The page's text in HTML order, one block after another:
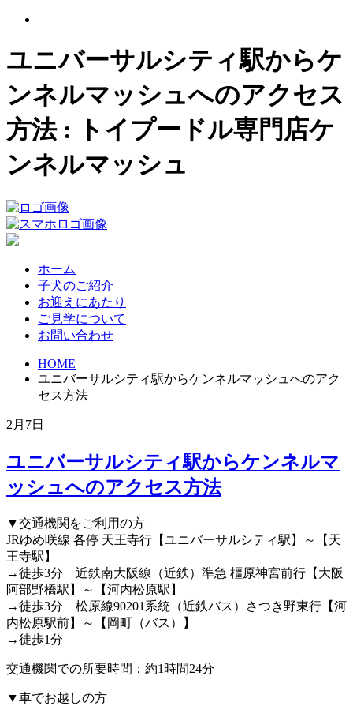
ユニバーサルシティ駅からケ
ンネルマッシュへのアクセス
方法 : トイプードル専門店ケ
ンネルマッシュ
ホーム
子犬のご紹介
お迎えにあたり
ご見学について
お問い合わせ
HOME
ユニバーサルシティ駅からケンネルマッシュへのアク
セス方法
2月7日
ユニバーサルシティ駅からケンネルマ
ッシュへのアクセス方法
▼交通機関をご利用の方
JRゆめ咲線 各停 天王寺行【ユニバーサルシティ駅】～【天
王寺駅】
→徒歩3分 近鉄南大阪線（近鉄）準急 橿原神宮前行【大阪
阿部野橋駅】～【河内松原駅】
→徒歩3分 松原線90201系統（近鉄バス）さつき野東行【河
内松原駅前】～【岡町（バス）】
→徒歩1分
交通機関での所要時間：約1時間24分
▼車でお越しの方